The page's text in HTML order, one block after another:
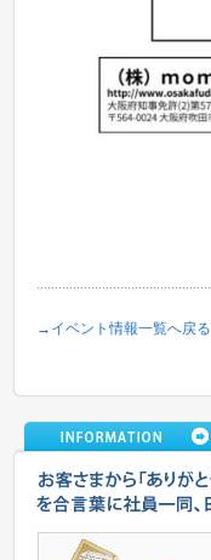
→イベント情報一覧へ戻る